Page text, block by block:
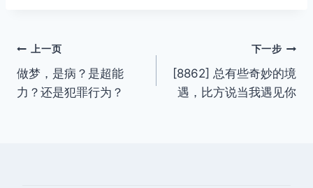
文
章
上一页
做梦，是病？是超能
力？还是犯罪行为？
下一步
[8862] 总有些奇妙的境
遇，比方说当我遇见你